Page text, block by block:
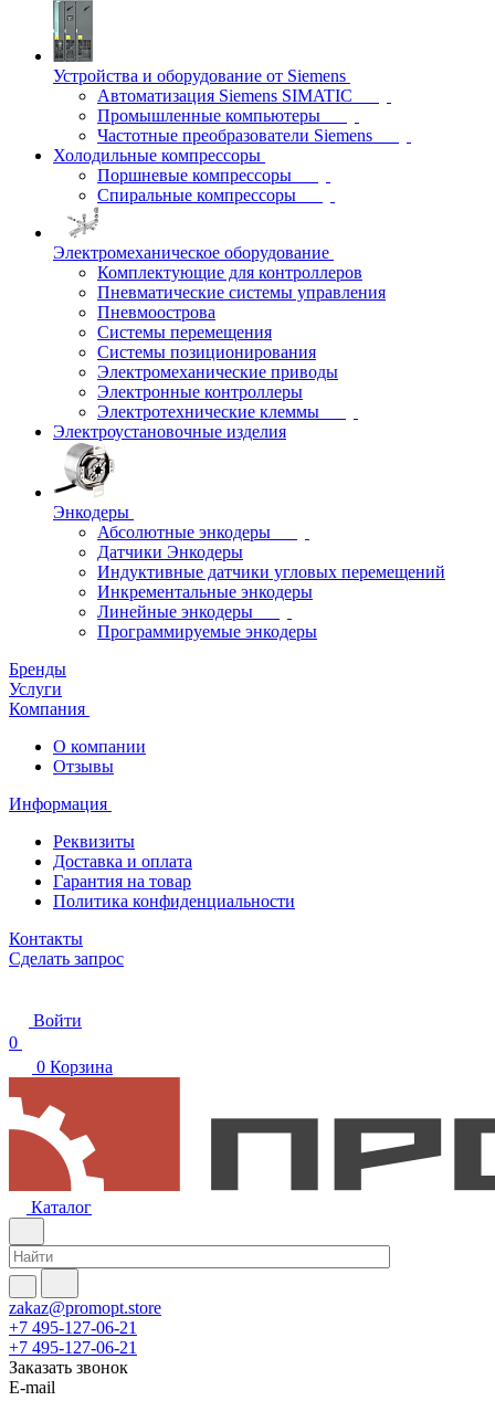
Устройства и оборудование от Siemens
Автоматизация Siemens SIMATIC
Промышленные компьютеры
Частотные преобразователи Siemens
Холодильные компрессоры
Поршневые компрессоры
Спиральные компрессоры
Электромеханическое оборудование
Комплектующие для контроллеров
Пневматические системы управления
Пневмоострова
Системы перемещения
Системы позиционирования
Электромеханические приводы
Электронные контроллеры
Электротехнические клеммы
Электроустановочные изделия
Энкодеры
Абсолютные энкодеры
Датчики Энкодеры
Индуктивные датчики угловых перемещений
Инкрементальные энкодеры
Линейные энкодеры
Программируемые энкодеры
Бренды
Услуги
Компания
О компании
Отзывы
Информация
Реквизиты
Доставка и оплата
Гарантия на товар
Политика конфиденциальности
Контакты
Сделать запрос
Войти
0
0 Корзина
Каталог
zakaz@promopt.store
+7 495-127-06-21
+7 495-127-06-21
Заказать звонок
E-mail